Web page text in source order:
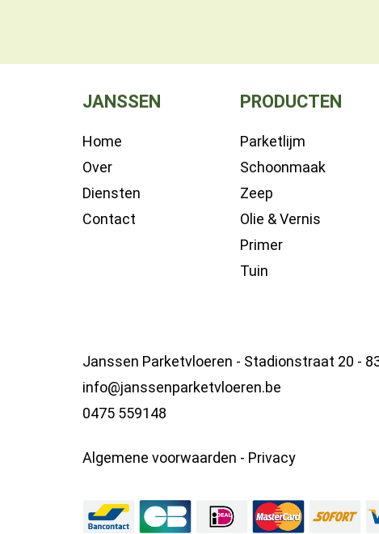
JANSSEN
Home
Over
Diensten
Contact
PRODUCTEN
Parketlijm
Schoonmaak
Zeep
Olie & Vernis
Primer
Tuin
Janssen Parketvloeren - Stadionstraat 20 -
info@janssenparketvloeren.be
0475 559148
Algemene voorwaarden - Privacy